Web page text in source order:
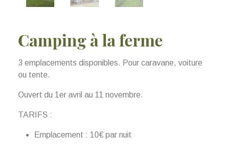
Camping à la ferme
3 emplacements disponibles. Pour caravane, voiture
ou tente.
Ouvert du 1er avril au 11 novembre.
TARIFS :
Emplacement : 10€ par nuit